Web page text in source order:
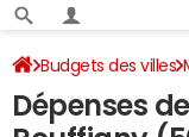
Budgets des villes
Dépenses 2024
Dépenses